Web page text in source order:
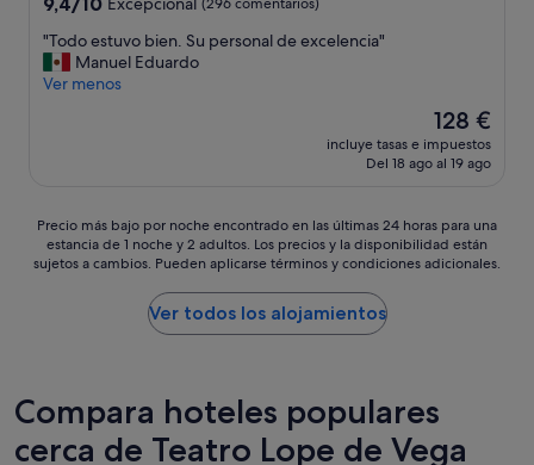
c
u
a
e
n
t
u
c
h
10,
Excepcional,
(296 comentarios)
"
T
o
v
o
b
u
p
e
"Todo estuvo bien. Su personal de excelencia"
Manuel Eduardo
Ver menos
El
precio
actual
128 €
128 €
incluye tasas e impuestos
Del 18 ago al 19 ago
Precio
más
bajo
últimas
24 horas
para
Precio más bajo por noche encontrado en las últimas 24 horas para una
estancia de 1 noche y 2 adultos. Los precios y la disponibilidad están
sujetos a cambios. Pueden aplicarse términos y condiciones adicionales.
Ver todos los alojamientos
Compara hoteles populares
cerca de Teatro Lope de Vega